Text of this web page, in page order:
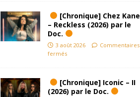
[Chronique] Chez Kane
– Reckless (2026) par le
Doc.
3 août 2026
Commentaires
fermés
[Chronique] Iconic – II
(2026) par le Doc.